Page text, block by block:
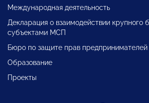
Международная деятельность
Декларация о взаимодействии крупного
субъектами МСП
Бюро по защите прав предпринимателей
Образование
Проекты